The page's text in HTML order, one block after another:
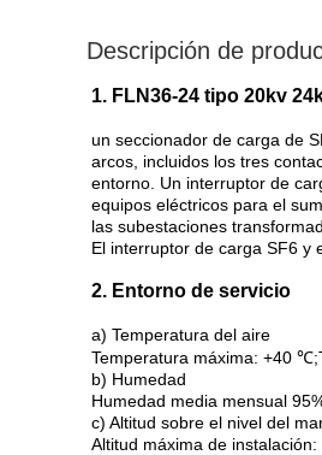
Descripción de
1. FLN36-24 tipo 20kv
un seccionador de carga de
arcos, incluidos los tres
entorno. Un interruptor de
equipos eléctricos para el
las subestaciones
El interruptor de carga SF6 y
2. Entorno de servicio
a) Temperatura del aire
Temperatura máxima: +40
b) Humedad
Humedad media mensual
c) Altitud sobre el nivel del
Altitud máxima de instalación: